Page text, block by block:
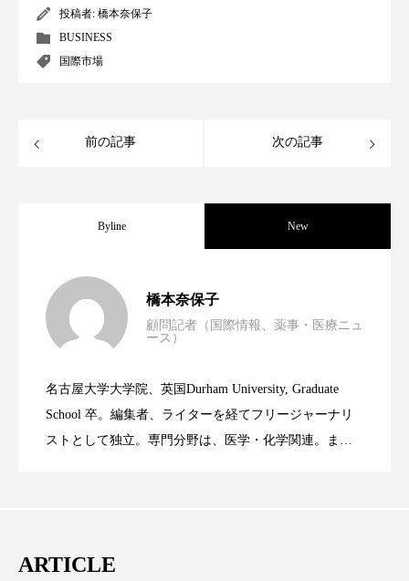
クルエルティフリー
クローズアップ
コネクテッド・ビューティ コミュニケーション
サステナブル美容
サプリ
サロン経営 サロン連略 シャネル
スキンケア スキンケア 習慣
投稿者: 橋本奈保子
BUSINESS
国際市場
前の記事 次の記事
Byline New
橋本奈保子
顧問記者（国際情報、薬事・医療ニュ
ース）
名古屋大学大学院、英国Durham University, Graduate
School 卒。編集者、ライターを経てフリージャーナリ
ストとして独立。専門分野は、医学・化学関連。ま
2023.06.30
率に差異
2023.06.29 ニキビへの新技術Photopneumatic
Technology
2023.06.28 時間制限食とカロリー制限食の減量効果
ARTICLE